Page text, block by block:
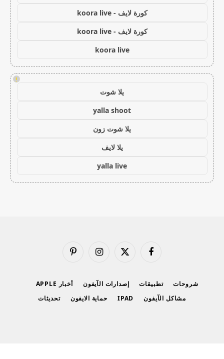
كورة لايف - koora live
كورة لايف - koora live
koora live
!
يلا شوت
yalla shoot
يلا شوت زون
يلا لايف
yalla live
فيسبوك
X
الانستغرامبينتيريست
شروحات تطبيقات إصدارات الآيفون
أخبار APPLE
مشاكل الآيفون
IPAD حماية الايفون تحديثات